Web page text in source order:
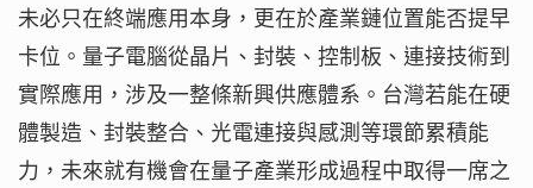
未必只在終端應用本身，更在於產業鏈位置能否提早
卡位。量子電腦從晶片、封裝、控制板、連接技術到
實際應用，涉及一整條新興供應體系。台灣若能在硬
體製造、封裝整合、光電連接與感測等環節累積能
力，未來就有機會在量子產業形成過程中取得一席之